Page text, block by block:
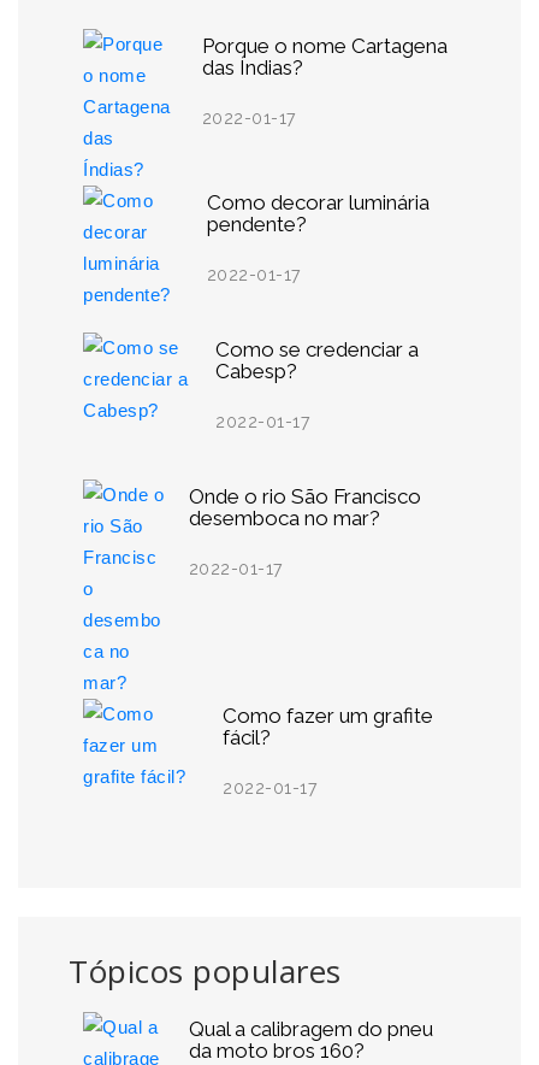
Porque o nome Cartagena
das Índias?
2022-01-17
Como decorar luminária
pendente?
2022-01-17
Como se credenciar a
Cabesp?
2022-01-17
Onde o rio São Francisco
desemboca no mar?
2022-01-17
Como fazer um grafite
fácil?
2022-01-17
Tópicos populares
Qual a calibragem do pneu
da moto bros 160?